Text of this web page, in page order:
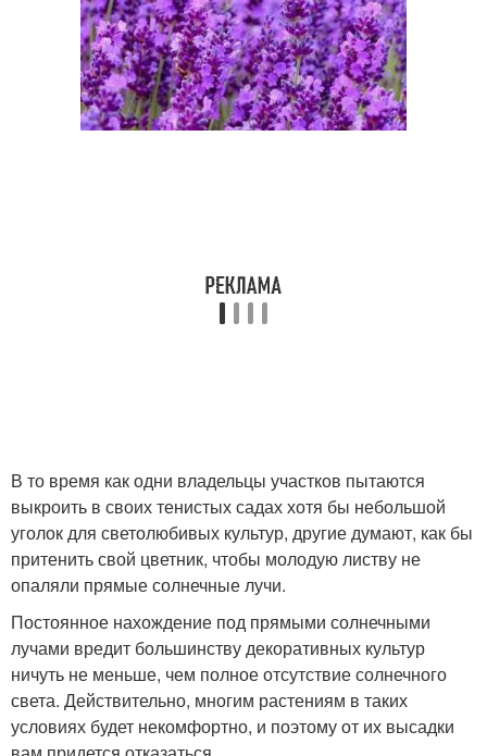
В то время как одни владельцы участков пытаются
выкроить в своих тенистых садах хотя бы небольшой
уголок для светолюбивых культур, другие думают, как бы
притенить свой цветник, чтобы молодую листву не
опаляли прямые солнечные лучи.
Постоянное нахождение под прямыми солнечными
лучами вредит большинству декоративных культур
ничуть не меньше, чем полное отсутствие солнечного
света. Действительно, многим растениям в таких
условиях будет некомфортно, и поэтому от их высадки